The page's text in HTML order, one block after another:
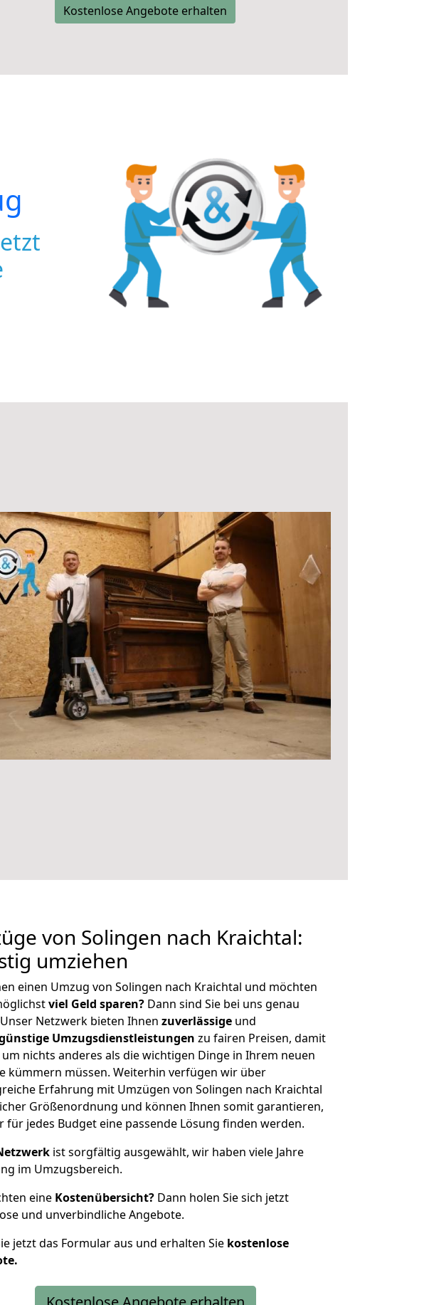
Kostenlose Angebote erhalten
von Solingen nach Kraichtal:
umziehen
einen Umzug von Solingen nach Kraichtal und möchten
viel Geld sparen? Dann sind Sie bei uns genau
Netzwerk bieten Ihnen zuverlässige und
Umzugsdienstleistungen zu fairen Preisen, damit
um nichts anderes als die wichtigen Dinge in Ihrem neuen
kümmern müssen. Weiterhin verfügen wir über
Erfahrung mit Umzügen von Solingen nach Kraichtal
Größenordnung und können Ihnen somit garantieren,
für jedes Budget eine passende Lösung finden werden.
ist sorgfältig ausgewählt, wir haben viele Jahre
im Umzugsbereich.
eine Kostenübersicht? Dann holen Sie sich jetzt
und unverbindliche Angebote.
jetzt das Formular aus und erhalten Sie kostenlose